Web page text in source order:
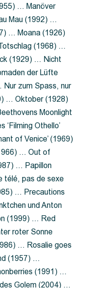
… Manöver
Mau (1992) …
… Moana (1926)
(1968) …
(1929) … Nicht
der Lüfte
zum Spass, nur
… Oktober (1928)
Moonlight
Othello’
of Venice’ (1969)
… Out of
… Papillon
télé, pas de sexe
… Precautions
und Anton
(1999) … Red
roter Sonne
… Rosalie goes
(1957) …
(1991) …
Golem (2004) …